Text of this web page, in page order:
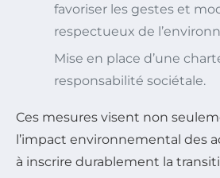
favoriser les gestes et
respectueux de
Mise en place d’une
responsabilité sociétale.
Ces mesures visent non
l’impact environnemental des
à inscrire durablement la